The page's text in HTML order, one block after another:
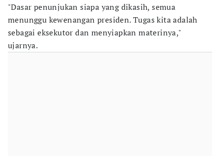
"Dasar penunjukan siapa yang dikasih, semua
menunggu kewenangan presiden. Tugas kita adalah
sebagai eksekutor dan menyiapkan materinya,"
ujarnya.